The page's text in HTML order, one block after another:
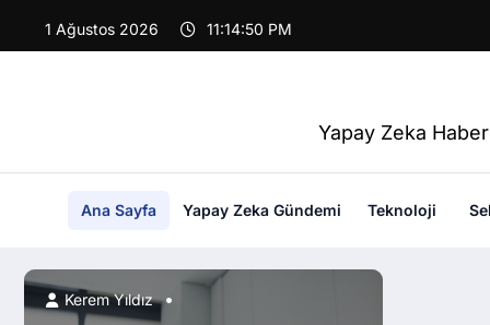
Blog Servis — Yapay
1 Ağustos 2026 11:14:52 PM
Yapay Zeka
Ana Sayfa Yapay Zeka Gündemi Teknoloji
Kerem Yıldız